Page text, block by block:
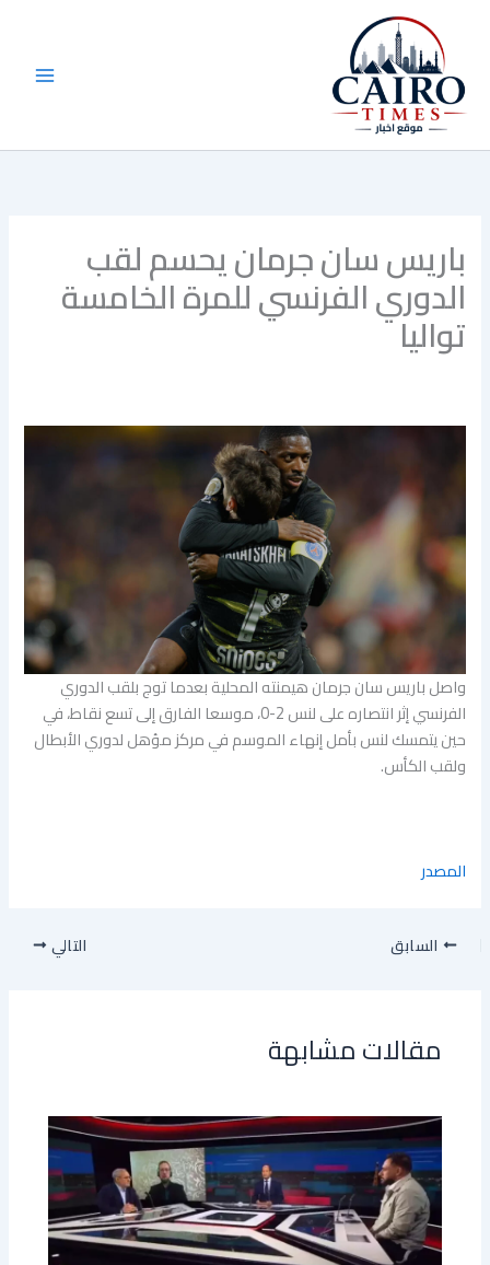
المحتوى
باريس سان جرمان يحسم لقب
الدوري الفرنسي للمرة الخامسة
تواليا
واصل باريس سان جرمان هيمنته المحلية بعدما توج بلقب الدوري
الفرنسي إثر انتصاره على لنس 2-0، موسعا الفارق إلى تسع نقاط، في
حين يتمسك لنس بأمل إنهاء الموسم في مركز مؤهل لدوري الأبطال
ولقب الكأس.
المصدر
السابق التالي
مقالات مشابهة